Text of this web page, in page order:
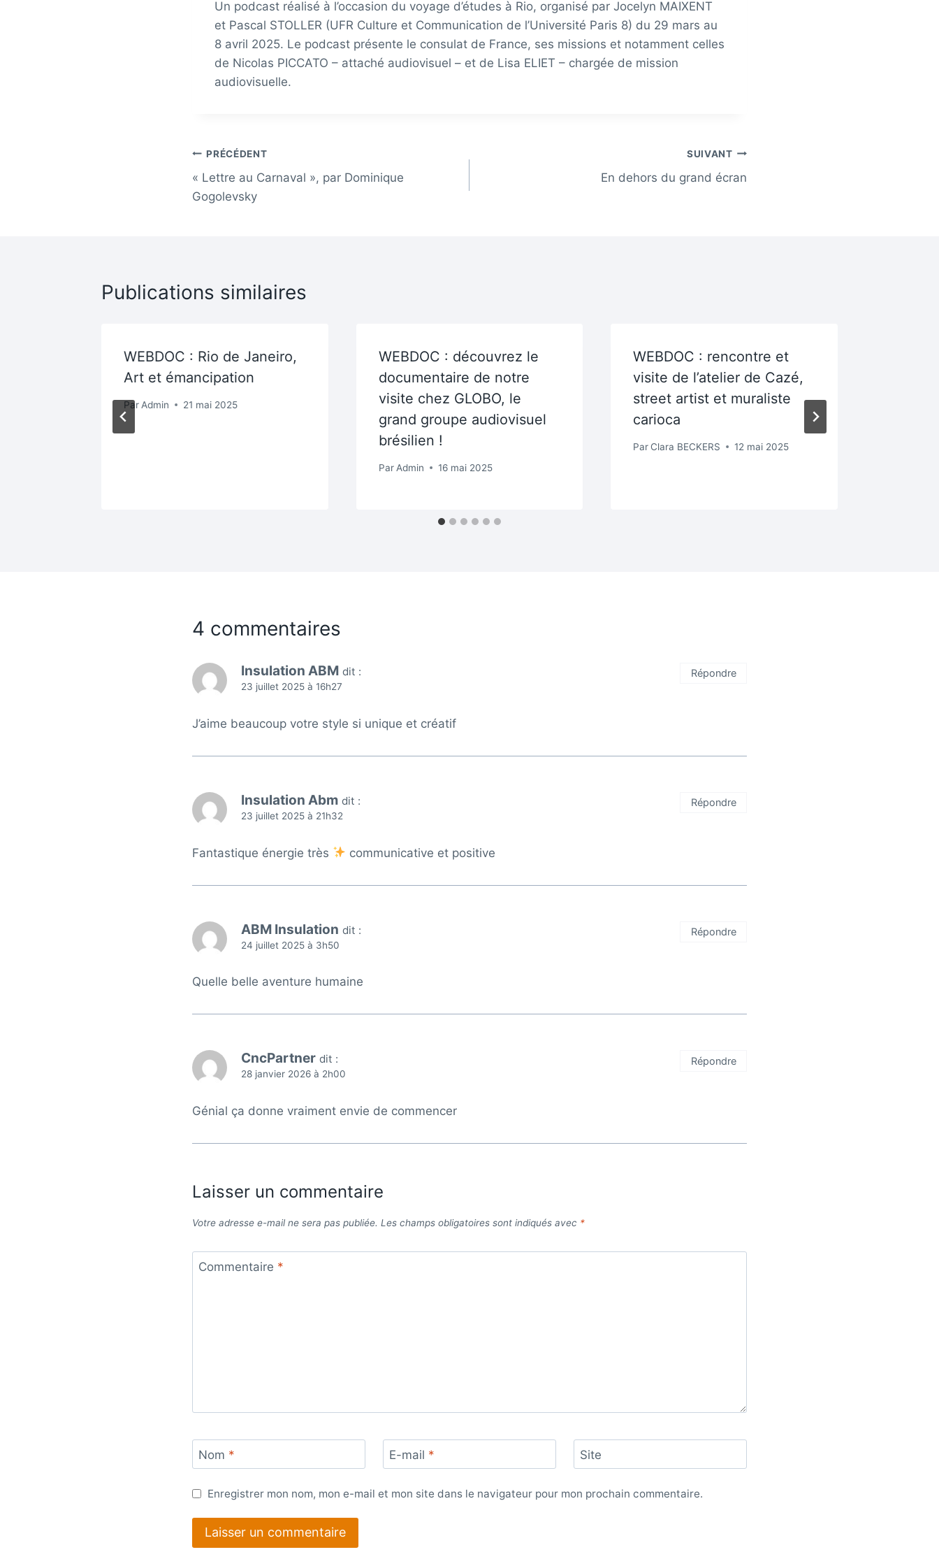
Un podcast réalisé à l’occasion du voyage d’études à Rio, organisé par Jocelyn MAIXENT
et Pascal STOLLER (UFR Culture et Communication de l’Université Paris 8) du 29 mars au
8 avril 2025. Le podcast présente le consulat de France, ses missions et notamment celles
de Nicolas PICCATO – attaché audiovisuel – et de Lisa ELIET – chargée de mission
audiovisuelle.
Navigation
de
PRÉCÉDENT
« Lettre au Carnaval », par Dominique
Gogolevsky
SUIVANT
En dehors du grand écran
Publications similaires
WEBDOC : Rio de Janeiro,
Art et émancipation
Par Admin 21 mai 2025
WEBDOC : découvrez le
documentaire de notre
visite chez GLOBO, le
grand groupe audiovisuel
brésilien !
Par Admin 16 mai 2025
WEBDOC : rencontre et
visite de l’atelier de Cazé,
street artist et muraliste
carioca
Par Clara BECKERS 12 mai 2025
4 commentaires
Insulation ABM dit :
23 juillet 2025 à 16h27
J’aime beaucoup votre style si unique et créatif
Répondre
Insulation Abm dit :
23 juillet 2025 à 21h32
Fantastique énergie très communicative et positive
Répondre
ABM Insulation dit :
24 juillet 2025 à 3h50
Quelle belle aventure humaine
Répondre
CncPartner dit :
28 janvier 2026 à 2h00
Génial ça donne vraiment envie de commencer
Répondre
Laisser un commentaire
Votre adresse e-mail ne sera pas publiée. Les champs obligatoires sont indiqués avec *
Commentaire *
Nom * E-mail * Site
Enregistrer mon nom, mon e-mail et mon site dans le navigateur pour mon prochain commentaire.